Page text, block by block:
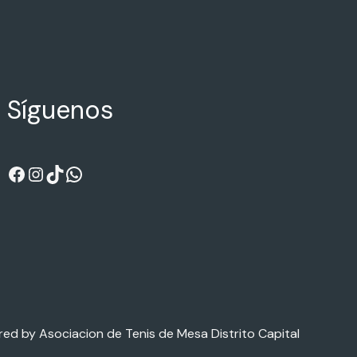
Síguenos
by Asociacion de Tenis de Mesa Distrito Capital